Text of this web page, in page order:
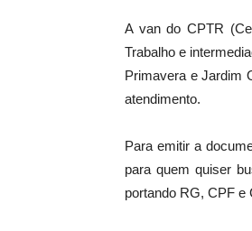
A van do CPTR
Trabalho e
Primavera e Jardim
atendimento.
Para emitir a
para quem quiser
portando RG, CPF e